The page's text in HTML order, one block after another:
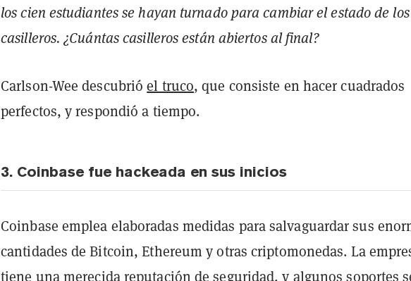
los cien estudiantes se hayan turnado para cambiar el estado de los
casilleros. ¿Cuántas casilleros están abiertos al final?
Carlson-Wee descubrióel truco, que consiste en hacer cuadrados
perfectos, y respondió a tiempo.
3. Coinbase fue hackeada en sus inicios
Coinbase emplea elaboradas medidas para salvaguardar sus
cantidades de Bitcoin, Ethereum y otras criptomonedas. La
tiene una merecida reputación de seguridad, y algunos soportes